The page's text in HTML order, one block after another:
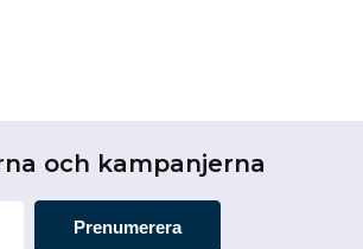
och kampanjerna
Prenumerera